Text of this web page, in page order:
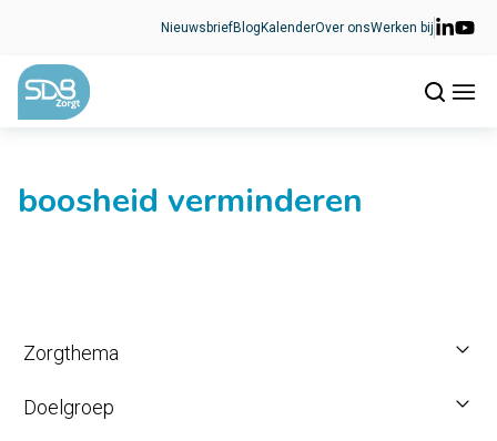
NieuwsbriefBlog KalenderOver onsWerken bij
boosheid verminderen
Zorgthema
Doelgroep